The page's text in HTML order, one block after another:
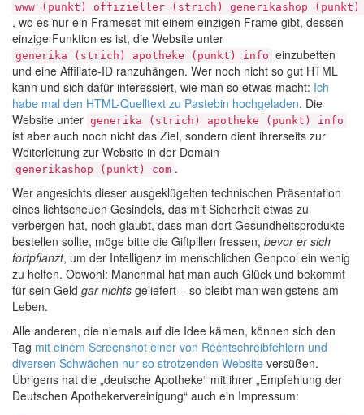
www (punkt) offizieller (strich) generikashop (punkt)
, wo es nur ein Frameset mit einem einzigen Frame gibt, dessen
einzige Funktion es ist, die Website unter
generika (strich) apotheke (punkt) info einzubetten
und eine Affiliate-ID ranzuhängen. Wer noch nicht so gut HTML
kann und sich dafür interessiert, wie man so etwas macht: Ich
habe mal den HTML-Quelltext zu Pastebin hochgeladen. Die
Website unter generika (strich) apotheke (punkt) info
ist aber auch noch nicht das Ziel, sondern dient ihrerseits zur
Weiterleitung zur Website in der Domain
generikashop (punkt) com .
Wer angesichts dieser ausgeklügelten technischen Präsentation
eines lichtscheuen Gesindels, das mit Sicherheit etwas zu
verbergen hat, noch glaubt, dass man dort Gesundheitsprodukte
bestellen sollte, möge bitte die Giftpillen fressen, bevor er sich
fortpflanzt, um der Intelligenz im menschlichen Genpool ein wenig
zu helfen. Obwohl: Manchmal hat man auch Glück und bekommt
für sein Geld gar nichts geliefert – so bleibt man wenigstens am
Leben.
Alle anderen, die niemals auf die Idee kämen, können sich den
Tag mit einem Screenshot einer von Rechtschreibfehlern und
diversen Schwächen nur so strotzenden Website versüßen.
Übrigens hat die „deutsche Apotheke“ mit ihrer „Empfehlung der
Deutschen Apothekervereinigung“ auch ein Impressum: